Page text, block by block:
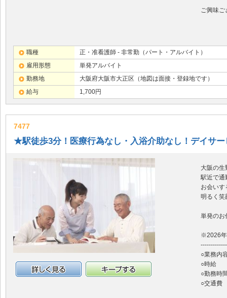
ご興味ご
職種
正・准看護師 - 非常勤（パート・アルバイト）
雇用形態
単発アルバイト
勤務地
大阪府大阪市大正区（地図は面接・登録地です）
給与
1,700円
7477
★駅徒歩3分！医療行為なし・入浴介助なし！デイサ
大阪の生
駅近で通
お会いす
明るく笑
単発のお
※2026年
○業務内
○時給
○勤務時
○交通費